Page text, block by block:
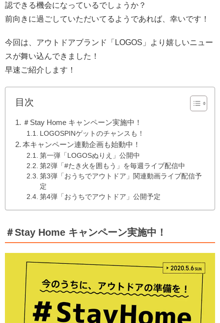
認できる機会になっているでしょうか？
前向きに過ごしていただいてるようであれば、幸いです！
今回は、アウトドアブランド「LOGOS」より嬉しいニュー
スが舞い込んできました！
早速ご紹介します！
目次
＃Stay Home キャンペーン実施中！
LOGOSPINゲットのチャンスも！
本キャンペーン連動企画も始動中！
第一弾「LOGOSぬりえ」公開中
第2弾「#たき火を囲もう」を毎週ライブ配信中
第3弾「おうちでアウトドア」関連動画ライブ配信予
定
第4弾「おうちでアウトドア」公開予定
＃Stay Home キャンペーン実施中！